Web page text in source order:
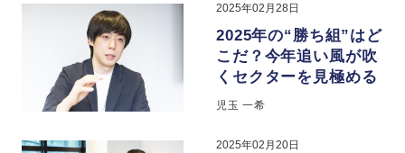
2025年02月28日
2025年の“勝ち組”はど
こだ？今年追い風が吹
くセクターを見極める
児玉 一希
2025年02月20日